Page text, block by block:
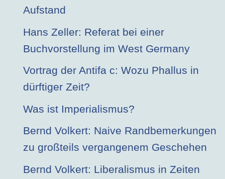
Aufstand
Hans Zeller: Referat bei einer
Buchvorstellung im West Germany
Vortrag der Antifa c: Wozu Phallus in
dürftiger Zeit?
Was ist Imperialismus?
Bernd Volkert: Naive Randbemerkungen
zu großteils vergangenem Geschehen
Bernd Volkert: Liberalismus in Zeiten